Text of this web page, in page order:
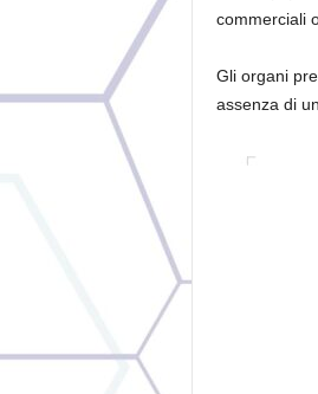
commerciali
Gli organi
assenza di